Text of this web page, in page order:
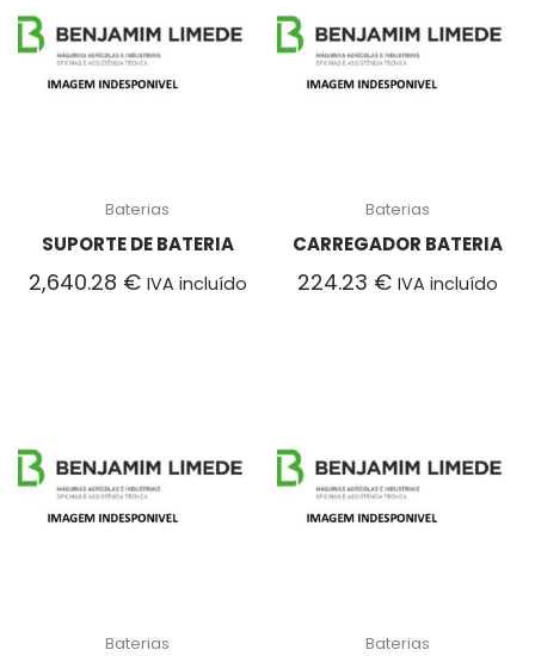
Baterias
SUPORTE DE BATERIA
2,640.28 € IVA incluído
Baterias
CARREGADOR BATERIA
224.23 € IVA incluído
Baterias Baterias